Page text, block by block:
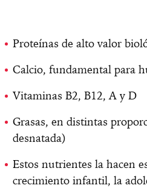
Proteínas de alto valor
Calcio, fundamental para
Vitaminas B2, B12, A y D
Grasas, en distintas
desnatada)
Estos nutrientes la hacen
crecimiento infantil, la